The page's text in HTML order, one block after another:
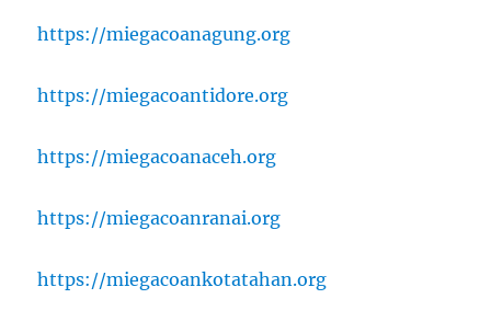
https://miegacoanagung.org
https://miegacoantidore.org
https://miegacoanaceh.org
https://miegacoanranai.org
https://miegacoankotatahan.org